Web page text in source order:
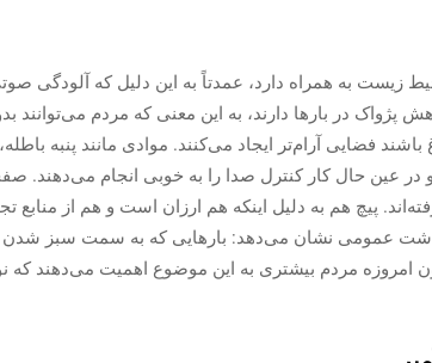
زیست به همراه دارد، عمدتاً به این دلیل که آلودگی
در بارها دارند، به این معنی که مردم می‌توانند
فضایی آرام‌تر ایجاد می‌کنند. موادی مانند پنبه
عین حال کار کنترل صدا را به خوبی انجام می‌دهند.
پیچ هم به دلیل اینکه هم ارزان است و هم از منابع
مردم بیشتری به این موضوع اهمیت می‌دهند که